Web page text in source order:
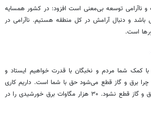
و ناآرامی توسعه بی‌معنی است افزود: در کشور همسایه
و دنبال آرامش در کل منطقه هستیم. ناآرامی در
است.
کمک شما مردم و نخبگان با قدرت خواهیم ایستاد و
چرا برق و گاز قطع می‌شود حق با شما است. داریم کاری
می‌کنیم که سال آینده برق و گاز قطع نشود. ۳۰ هزار مگاوات برق خورشیدی را در